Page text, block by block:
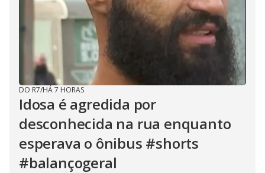
DO R7/HÁ 7 HORAS
Idosa é agredida por
desconhecida na rua enquanto
esperava o ônibus #shorts
#balançogeral